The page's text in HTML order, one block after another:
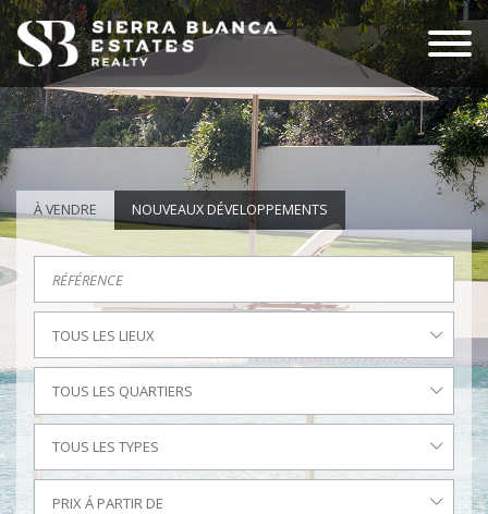
À VENDRE NOUVEAUX DÉVELOPPEMENTS
TOUS LES LIEUX
TOUS LES QUARTIERS
TOUS LES TYPES
PRIX Á PARTIR DE